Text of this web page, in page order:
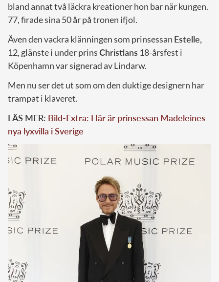
bland annat två läckra kreationer hon bar när kungen.
77, firade sina 50 år på tronen ifjol.
Även den vackra klänningen som prinsessan Estelle,
12, glänste i under prinsChristians 18-årsfest i
Köpenhamn var signerad av Lindarw.
Men nu ser det ut som om den duktige designern har
trampat i klaveret.
LÄS MER: Bild-Extra: Här är prinsessan Madeleines
nya lyxvilla i Sverige